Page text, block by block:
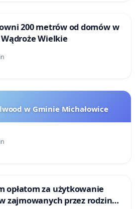
200 metrów od domów w
Wielkie
w Gminie Michałowice
opłatom za użytkowanie
zajmowanych przez rodzinne